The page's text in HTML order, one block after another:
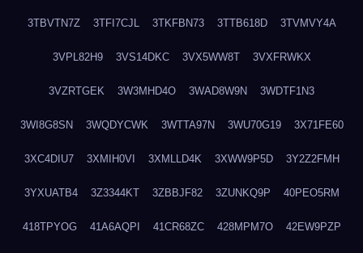
3TBVTN7Z 3TFI7CJL 3TKFBN73 3TTB618D 3TVMVY4A
3VPL82H9 3VS14DKC 3VX5WW8T 3VXFRWKX
3VZRTGEK 3W3MHD4O 3WAD8W9N 3WDTF1N3
3WI8G8SN 3WQDYCWK 3WTTA97N 3WU70G19 3X71FE60
3XC4DIU7 3XMIH0VI 3XMLLD4K 3XWW9P5D 3Y2Z2FMH
3YXUATB4 3Z3344KT 3ZBBJF82 3ZUNKQ9P 40PEO5RM
418TPYOG 41A6AQPI 41CR68ZC 428MPM7O 42EW9PZP